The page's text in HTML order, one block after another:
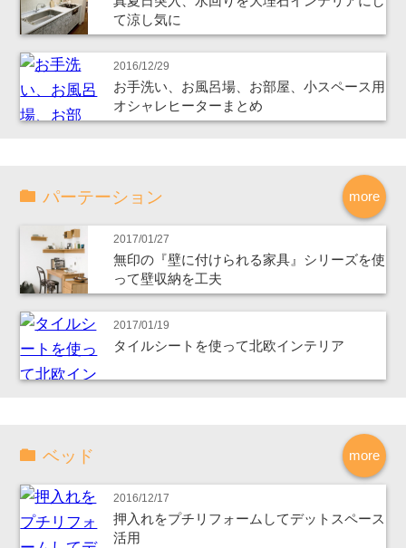
て涼し気に
2016/12/29
お手洗い、お風呂場、お部屋、小スペース用
オシャレヒーターまとめ
more
パーテーション
2017/01/27
無印の『壁に付けられる家具』シリーズを使
って壁収納を工夫
2017/01/19
タイルシートを使って北欧インテリア
more
ベッド
2016/12/17
押入れをプチリフォームしてデットスペース
活用